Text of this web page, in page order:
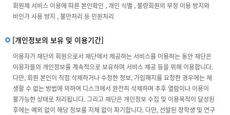
회원제 서비스 이용에 따른 본인확인 , 개인 식별 , 불량회원의 부정 이용 방지와
비인가 사용 방지 , 불만처리 등 민원처리
[개인정보의 보유 및 이용기간]
이용자가 재단의 회원으로서 재단에서 제공하는 서비스를 이용하는 동안 재단은
이용자들의 개인정보를 계속적으로 보유하며 서비스 제공 등을 위해 이용합니다.
다만, 회원 본인이 직접 삭제하거나 수정한 정보, 가입해지를 요청한 경우에는 재
생할 수 없는 방법에 의하여 디스크에서 완전히 삭제하며 추후 열람이나 이용이
불가능한 상태로 처리됩니다. 그리고 재단은 개인정보 수집 및 이용목적이 달성된
후에는 예외 없이 해당 정보를 지체 없이 파기합니다. 다만, 선발된 장학생 및 연구